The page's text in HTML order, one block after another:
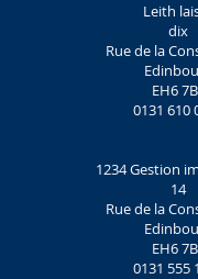
Leith
dix
Rue de la
EH6
0131 610
1234 Gestion
14
Rue de la
EH6
0131 555